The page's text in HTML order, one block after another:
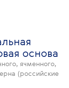
основа
ячменного,
(российские